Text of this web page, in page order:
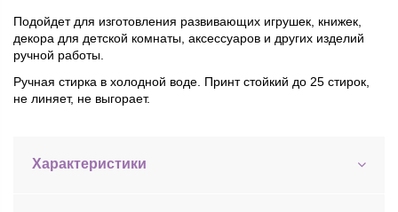
Подойдет для изготовления развивающих игрушек, книжек,
декора для детской комнаты, аксессуаров и других изделий
ручной работы.
Ручная стирка в холодной воде. Принт стойкий до 25 стирок,
не линяет, не выгорает.
Характеристики